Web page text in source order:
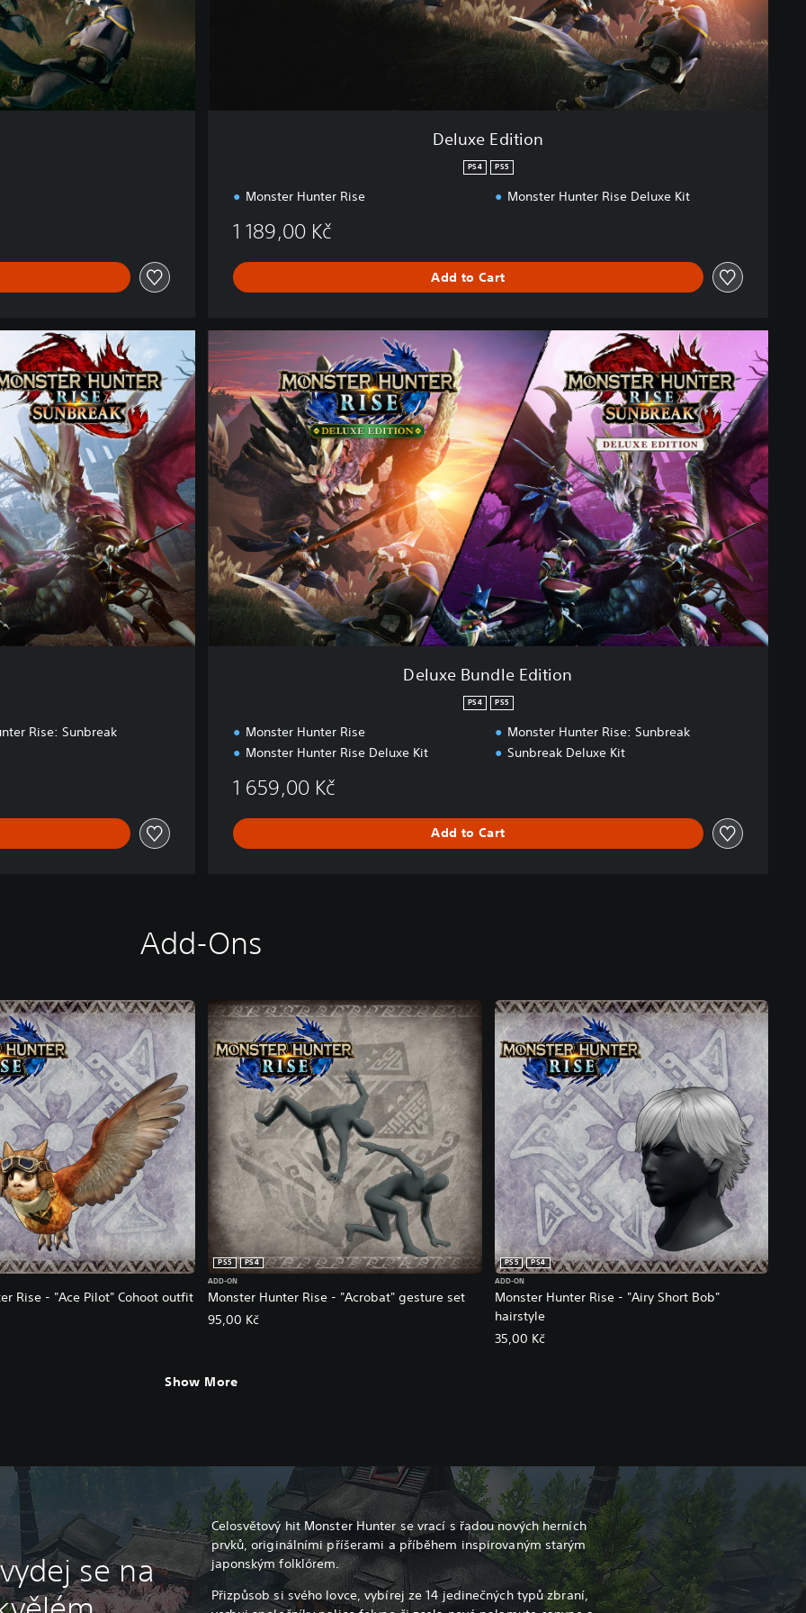
Deluxe Edition
PS4 PS5
Monster Hunter Rise Monster Hunter Rise Deluxe Kit
1 189,00 Kč
Add to Cart
Rise: Sunbreak
D
e
u
e
B
u
e
E
d
Deluxe Bundle Edition
PS4 PS5
Monster Hunter Rise
Monster Hunter Rise Deluxe Kit
Monster Hunter Rise: Sunbreak
Sunbreak Deluxe Kit
1 659,00 Kč
Add to Cart
Add-Ons
Rise - "Ace Pilot" Cohoot outfit Monster Hunter Rise - "Acrobat" gesture set
PS5
PS4
ADD-ON
95,00 Kč
Monster Hunter Rise - "Airy Short Bob"
hairstyle
PS5
PS4
ADD-ON
35,00 Kč
Show More
se na
Celosvětový hit Monster Hunter se vrací s řadou nových herních
prvků, originálními příšerami a příběhem inspirovaným starým
japonským folklórem.
Přizpůsob si svého lovce, vybírej ze 14 jedinečných typů zbraní,